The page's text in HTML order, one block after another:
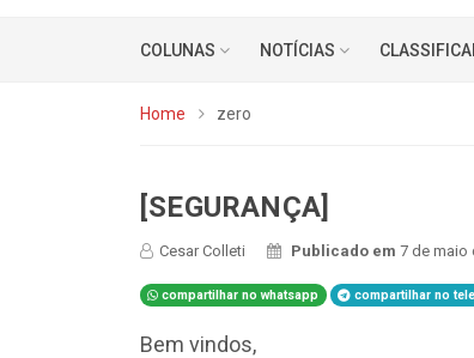
COLUNAS NOTÍCIAS
Home zero
[SEGURANÇA]
Cesar Colleti Publicado em7 de maio
compartilhar no whatsapp compartilhar no
Bem vindos,